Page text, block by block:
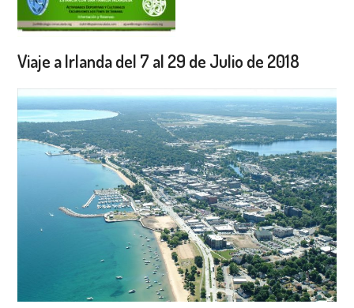
Viaje a Irlanda del 7 al 29 de Julio de 2018